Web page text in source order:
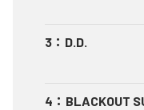
3 ： D.D.
4 ： BLACKOUT